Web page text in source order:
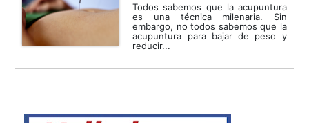
Todos sabemos que la acupuntura
es una técnica milenaria. Sin
embargo, no todos sabemos que la
acupuntura para bajar de peso y
reducir...